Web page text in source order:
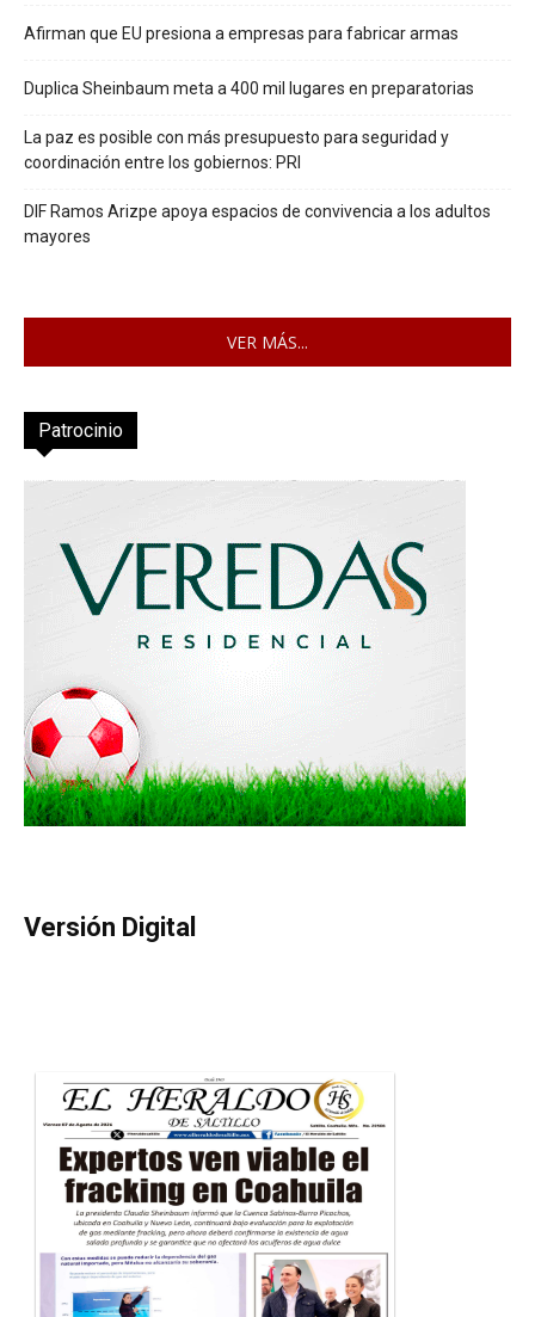
Afirman que EU presiona a empresas para fabricar armas
Duplica Sheinbaum meta a 400 mil lugares en preparatorias
La paz es posible con más presupuesto para seguridad y
coordinación entre los gobiernos: PRI
DIF Ramos Arizpe apoya espacios de convivencia a los adultos
mayores
VER MÁS...
Patrocinio
Versión Digital